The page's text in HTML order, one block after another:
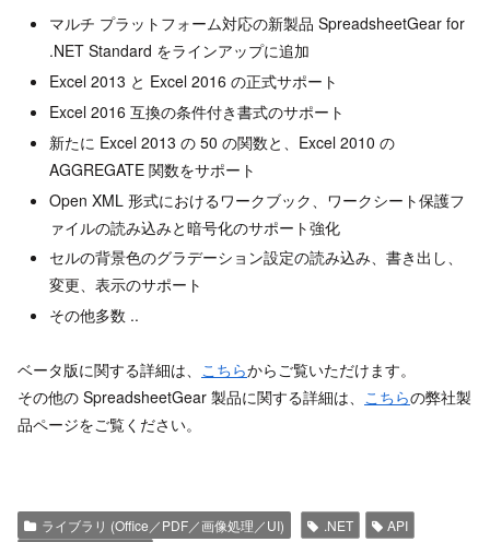
マルチ プラットフォーム対応の新製品 SpreadsheetGear for
.NET Standard をラインアップに追加
Excel 2013 と Excel 2016 の正式サポート
Excel 2016 互換の条件付き書式のサポート
新たに Excel 2013 の 50 の関数と、Excel 2010 の
AGGREGATE 関数をサポート
Open XML 形式におけるワークブック、ワークシート保護フ
ァイルの読み込みと暗号化のサポート強化
セルの背景色のグラデーション設定の読み込み、書き出し、
変更、表示のサポート
その他多数 ..
ベータ版に関する詳細は、 こちらからご覧いただけます。
その他の SpreadsheetGear 製品に関する詳細は、 こちらの弊社製
品ページをご覧ください。
ライブラリ (Office／PDF／画像処理／UI) .NET
API